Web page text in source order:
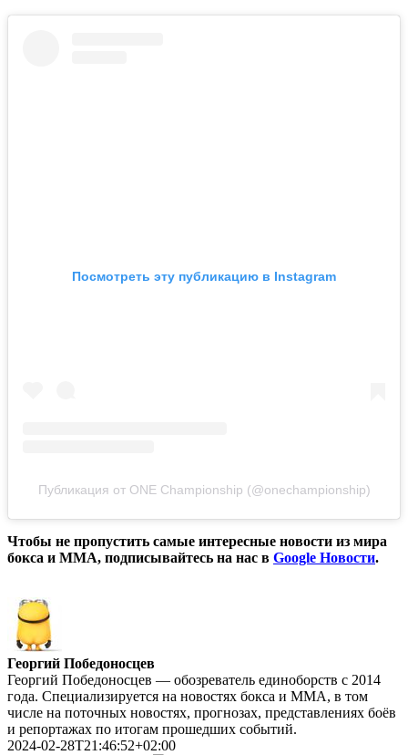
Посмотреть эту публикацию в Instagram
Публикация от ONE Championship (@onechampionship)
Чтобы не пропустить самые интересные новости из мира
бокса и ММА, подписывайтесь на нас в Google Новости.
Георгий Победоносцев
Георгий Победоносцев — обозреватель единоборств с 2014
года. Специализируется на новостях бокса и ММА, в том
числе на поточных новостях, прогнозах, представлениях боёв
и репортажах по итогам прошедших событий.
2024-02-28T21:46:52+02:00